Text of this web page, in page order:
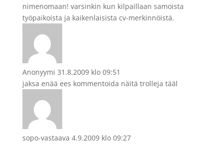
nimenomaan! varsinkin kun kilpaillaan samoista
työpaikoista ja kaikenlaisista cv-merkinnöistä.
Anonyymi 31.8.2009 klo 09:51
jaksa enää ees kommentoida näitä trolleja tääl
sopo-vastaava 4.9.2009 klo 09:27